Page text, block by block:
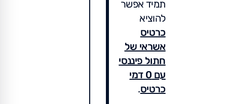
תמיד אפשר
להוציא
כרטיס
אשראי של
חתול פיננסי
עם 0 דמי
כרטיס.